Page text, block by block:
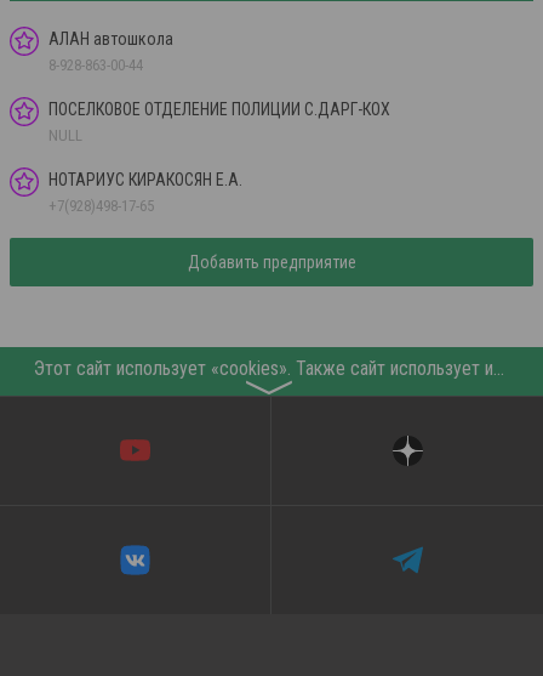
АЛАН автошкола
8-928-863-00-44
ПОСЕЛКОВОЕ ОТДЕЛЕНИЕ ПОЛИЦИИ С.ДАРГ-КОХ
NULL
НОТАРИУС КИРАКОСЯН Е.А.
+7(928)498-17-65
Добавить предприятие
Этот сайт использует «cookies». Также сайт использует интернет-сервис для сбора технических данных касательно посетителей с целью получения маркетинговой и статистической информации. Условия обработки данных посетителей сайта см.
〉